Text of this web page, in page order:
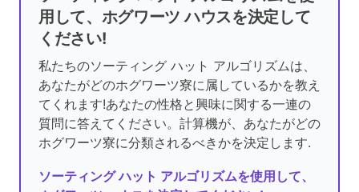
用して、ホグワーツ ハウスを決定して
ください!
私たちのソーティング ハット アルゴリズムは、
あなたがどのホグワーツ寮に属しているかを教え
てくれます!あなたの性格と興味に関する一連の
質問に答えてください。計算機が、あなたがどの
ホグワーツ寮に分類されるべきかを決定します.
ソーティング ハット アルゴリズムを使用して、